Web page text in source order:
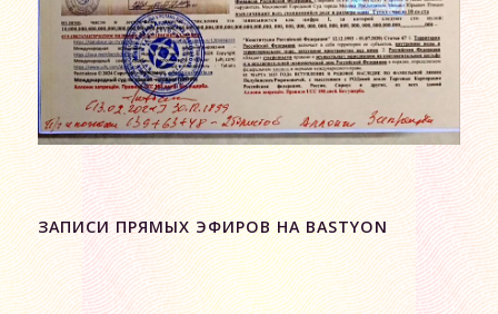
ЗАПИСИ ПРЯМЫХ ЭФИРОВ НА BASTYON